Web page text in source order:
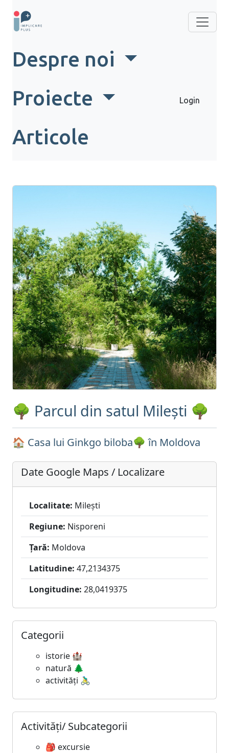
Despre noi
Proiecte
Articole
Login
🌳 Parcul din satul Milești 🌳
🏠 Casa lui Ginkgo biloba🌳 în Moldova
Date Google Maps / Localizare
Localitate: Milești
Regiune: Nisporeni
Țară: Moldova
Latitudine: 47,2134375
Longitudine: 28,0419375
Categorii
istorie 🏰
natură 🌲
activități 🚴‍♂️
Activități/ Subcategorii
🎒 excursie